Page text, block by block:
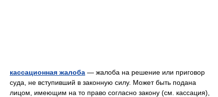
кассационная жалоба — жалоба на решение или приговор
суда, не вступивший в законную силу. Может быть подана
лицом, имеющим на то право согласно закону (см. кассация),